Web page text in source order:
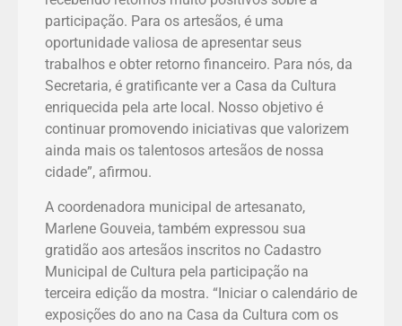
participação. Para os artesãos, é uma
oportunidade valiosa de apresentar seus
trabalhos e obter retorno financeiro. Para nós, da
Secretaria, é gratificante ver a Casa da Cultura
enriquecida pela arte local. Nosso objetivo é
continuar promovendo iniciativas que valorizem
ainda mais os talentosos artesãos de nossa
cidade”, afirmou.
A coordenadora municipal de artesanato,
Marlene Gouveia, também expressou sua
gratidão aos artesãos inscritos no Cadastro
Municipal de Cultura pela participação na
terceira edição da mostra. “Iniciar o calendário de
exposições do ano na Casa da Cultura com os